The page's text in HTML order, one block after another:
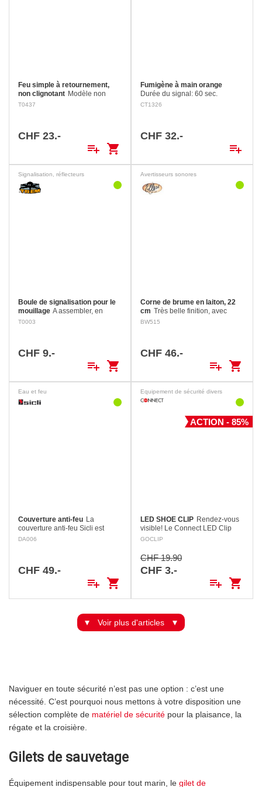
Feu simple à retournement,
non clignotant Modèle non
clignotant. Se redresse
incluses).
T0437
CHF 23.-
playlist_add shopping_cart
Fumigène à main orange
Durée du signal: 60 sec.
Dimensions: Longueur 240
CT1326
CHF 32.-
playlist_add
Signalisation, réflecteurs
Boule de signalisation pour le
mouillage A assembler, en
matière plastique noire
T0003
CHF 9.-
playlist_add shopping_cart
Avertisseurs sonores
Corne de brume en laiton, 22
cm Très belle finition, avec
anneaux de fixation. Longueur:
BW515
CHF 46.-
playlist_add shopping_cart
Eau et feu
Couverture anti-feu La
couverture anti-feu Sicli est
destinée à étouffer un feu avant
DA006
CHF 49.-
playlist_add shopping_cart
Equipement de sécurité divers
ACTION - 85%
LED SHOE CLIP Rendez-vous
visible! Le Connect LED Clip
pour chaussures vous offre une
activités extérieures au
crépuscule et…
GOCLIP
CHF 19.90
CHF 3.-
playlist_add shopping_cart
Voir plus d'articles
Naviguer en toute sécurité n’est pas une option : c’est une
nécessité. C’est pourquoi nous mettons à votre disposition une
sélection complète de matériel de sécurité pour la plaisance, la
régate et la croisière.
Gilets de sauvetage
Équipement indispensable pour tout marin, le gilet de